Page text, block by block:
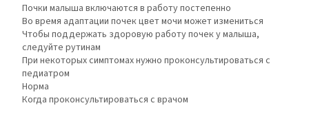
Почки малыша включаются в работу постепенно
Во время адаптации почек цвет мочи может измениться
Чтобы поддержать здоровую работу почек у малыша,
следуйте рутинам
При некоторых симптомах нужно проконсультироваться с
педиатром
Норма
Когда проконсультироваться с врачом